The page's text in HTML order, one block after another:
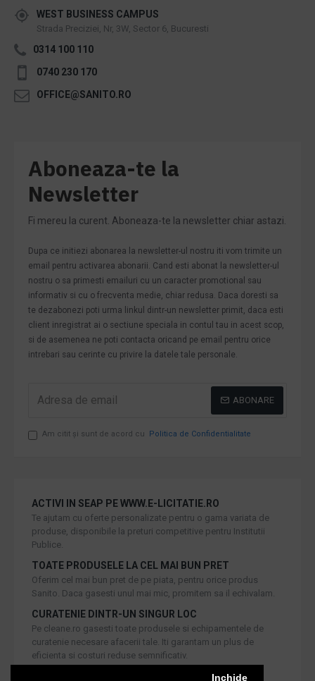
Inchide
WEST BUSINESS CAMPUS
Strada Preciziei, Nr, 3W, Sector 6, Bucuresti
0314 100 110
0740 230 170
OFFICE@SANITO.RO
Aboneaza-te la
Newsletter
Fi mereu la curent. Aboneaza-te la newsletter chiar astazi.
Dupa ce initiezi abonarea la newsletter-ul nostru iti vom trimite un
email pentru activarea abonarii. Cand esti abonat la newsletter-ul
nostru o sa primesti emailuri cu un caracter promotional sau
informativ si cu o frecventa medie, chiar redusa. Daca doresti sa
te dezabonezi poti urma linkul dintr-un newsletter primit, daca esti
client inregistrat ai o sectiune speciala in contul tau in acest scop,
si de asemenea ne poti contacta oricand pe email pentru orice
intrebari sau cerinte cu privire la datele tale personale.
ABONARE
Am citit şi sunt de acord cu Politica de Confidentialitate
ACTIVI IN SEAP PE WWW.E-LICITATIE.RO
Te ajutam cu oferte personalizate pentru o gama variata de
produse, disponibile la preturi competitive pentru Institutii
Publice.
TOATE PRODUSELE LA CEL MAI BUN PRET
Oferim cel mai bun pret de pe piata, pentru orice produs
Sanito. Daca gasesti unul mai mic, promitem sa il echivalam.
CURATENIE DINTR-UN SINGUR LOC
Pe cleane.ro gasesti toate produsele si echipamentele de
curatenie necesare afacerii tale. Iti garantam un plus de
eficienta si costuri reduse semnificativ.